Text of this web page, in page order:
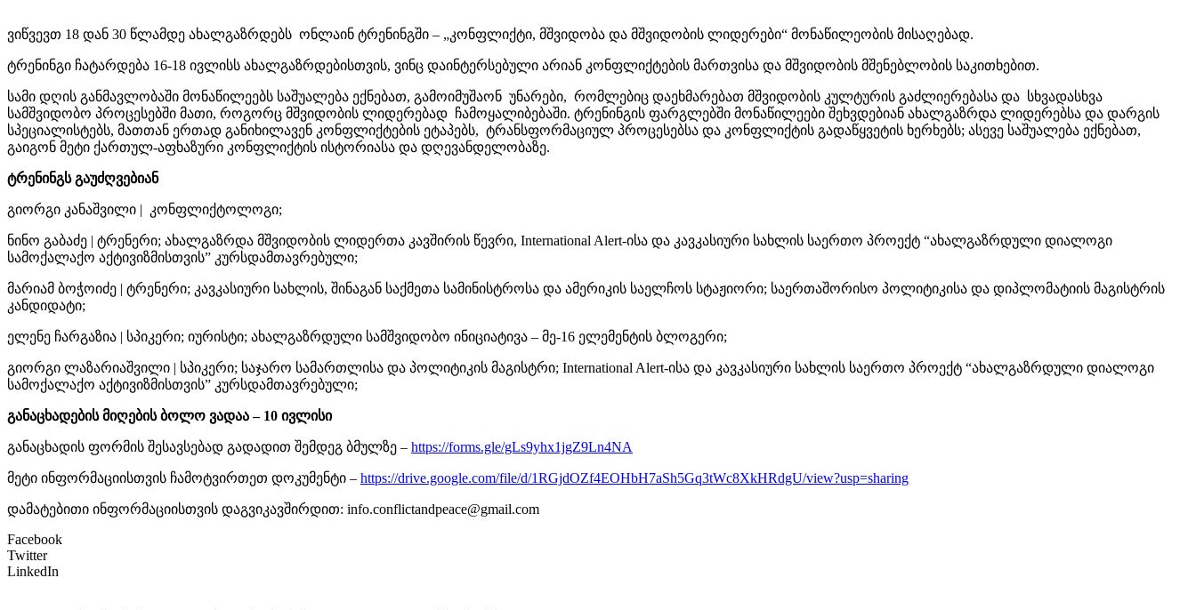
ვიწვევთ 18 დან 30 წლამდე ახალგაზრდებს ონლაინ ტრენინგში – „კონფლიქტი, მშვიდობა და მშვიდობის ლიდერები“ მონაწილეობის მისაღებად.
ტრენინგი ჩატარდება 16-18 ივლისს ახალგაზრდებისთვის, ვინც დაინტერსებული არიან კონფლიქტების მართვისა და მშვიდობის მშენებლობის საკითხებით.
სამი დღის განმავლობაში მონაწილეებს საშუალება ექნებათ, გამოიმუშაონ უნარები, რომლებიც დაეხმარებათ მშვიდობის კულტურის გაძლიერებასა და სხვადასხვა
სამშვიდობო პროცესებში მათი, როგორც მშვიდობის ლიდერებად ჩამოყალიბებაში. ტრენინგის ფარგლებში მონაწილეები შეხვდებიან ახალგაზრდა ლიდერებსა და დარგის
სპეციალისტებს, მათთან ერთად განიხილავენ კონფლიქტების ეტაპებს, ტრანსფორმაციულ პროცესებსა და კონფლიქტის გადაწყვეტის ხერხებს; ასევე საშუალება ექნებათ,
გაიგონ მეტი ქართულ-აფხაზური კონფლიქტის ისტორიასა და დღევანდელობაზე.
ტრენინგს გაუძღვებიან
გიორგი კანაშვილი | კონფლიქტოლოგი;
ნინო გაბაძე | ტრენერი; ახალგაზრდა მშვიდობის ლიდერთა კავშირის წევრი, International Alert-ისა და კავკასიური სახლის საერთო პროექტ “ახალგაზრდული დიალოგი
სამოქალაქო აქტივიზმისთვის” კურსდამთავრებული;
მარიამ ბოჭოიძე | ტრენერი; კავკასიური სახლის, შინაგან საქმეთა სამინისტროსა და ამერიკის საელჩოს სტაჟიორი; საერთაშორისო პოლიტიკისა და დიპლომატიის მაგისტრის
კანდიდატი;
ელენე ჩარგაზია | სპიკერი; იურისტი; ახალგაზრდული სამშვიდობო ინიციატივა – მე-16 ელემენტის ბლოგერი;
გიორგი ლაზარიაშვილი | სპიკერი; საჯარო სამართლისა და პოლიტიკის მაგისტრი; International Alert-ისა და კავკასიური სახლის საერთო პროექტ “ახალგაზრდული დიალოგი
სამოქალაქო აქტივიზმისთვის” კურსდამთავრებული;
განაცხადების მიღების ბოლო ვადაა – 10 ივლისი
განაცხადის ფორმის შესავსებად გადადით შემდეგ ბმულზე – https://forms.gle/gLs9yhx1jgZ9Ln4NA
მეტი ინფორმაციისთვის ჩამოტვირთეთ დოკუმენტი – https://drive.google.com/file/d/1RGjdOZf4EOHbH7aSh5Gq3tWc8XkHRdgU/view?usp=sharing
დამატებითი ინფორმაციისთვის დაგვიკავშირდით: info.conflictandpeace@gmail.com
Facebook
Twitter
LinkedIn